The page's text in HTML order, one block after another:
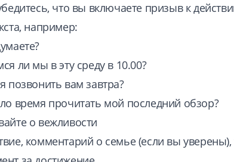
что вы включаете призыв к
например:
ли мы в эту среду в 10.00?
позвонить вам завтра?
время прочитать мой последний обзор?
о вежливости
комментарий о семье (если вы